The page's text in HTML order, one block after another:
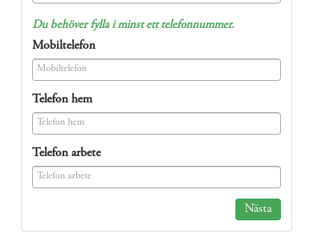
Du behöver fylla i minst ett telefonnummer.
Mobiltelefon
Telefon hem
Telefon arbete
Nästa